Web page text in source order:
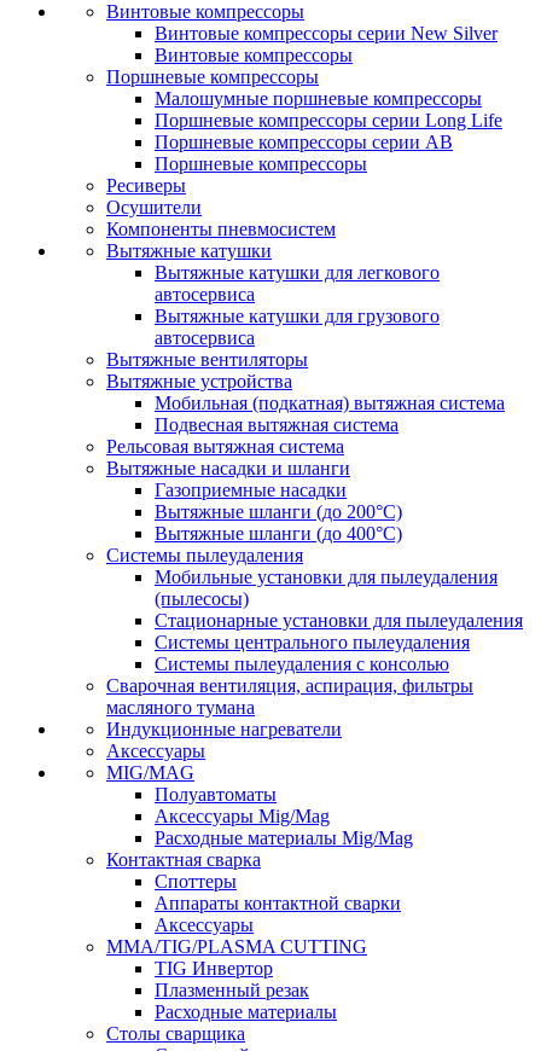
Винтовые компрессоры
Винтовые компрессоры серии New Silver
Винтовые компрессоры
Поршневые компрессоры
Малошумные поршневые компрессоры
Поршневые компрессоры серии Long Life
Поршневые компрессоры серии AB
Поршневые компрессоры
Ресиверы
Осушители
Компоненты пневмосистем
Вытяжные катушки
Вытяжные катушки для легкового
автосервиса
Вытяжные катушки для грузового
автосервиса
Вытяжные вентиляторы
Вытяжные устройства
Мобильная (подкатная) вытяжная система
Подвесная вытяжная система
Рельсовая вытяжная система
Вытяжные насадки и шланги
Газоприемные насадки
Вытяжные шланги (до 200°C)
Вытяжные шланги (до 400°C)
Системы пылеудаления
Мобильные установки для пылеудаления
(пылесосы)
Стационарные установки для пылеудаления
Системы центрального пылеудаления
Системы пылеудаления с консолью
Сварочная вентиляция, аспирация, фильтры
масляного тумана
Индукционные нагреватели
Аксессуары
MIG/MAG
Полуавтоматы
Аксессуары Mig/Mag
Расходные материалы Mig/Mag
Контактная сварка
Споттеры
Аппараты контактной сварки
Аксессуары
MMA/TIG/PLASMA CUTTING
TIG Инвертор
Плазменный резак
Расходные материалы
Столы сварщика